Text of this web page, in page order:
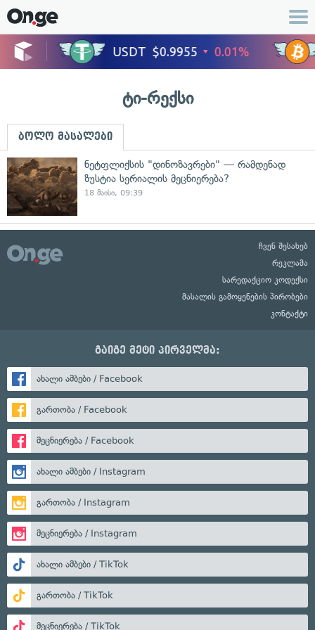
ტი-რექსი
ბოლო მასალები
ნეტფლიქსის "დინოზავრები" — რამდენად
ზუსტია სერიალის მეცნიერება?
18 მაისი, 09:39
ჩვენ შესახებ
რეკლამა
სარედაქციო კოდექსი
მასალის გამოყენების პირობები
კონტაქტი
გაიგე მეტი პირველმა:
ახალი ამბები / Facebook
გართობა / Facebook
მეცნიერება / Facebook
ახალი ამბები / Instagram
გართობა / Instagram
მეცნიერება / Instagram
ახალი ამბები / TikTok
გართობა / TikTok
მეცნიერება / TikTok